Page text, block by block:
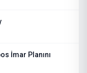
İmar Planını